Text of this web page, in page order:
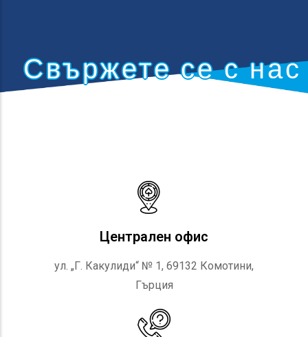
Свържете се с нас
Централен офис
ул. „Г. Какулиди“ № 1, 69132 Комотини,
Гърция